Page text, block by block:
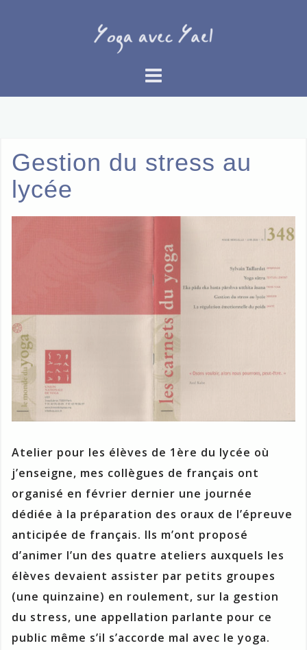
Gestion du stress au
lycée
Atelier pour les élèves de 1ère du lycée où
j’enseigne, mes collègues de français ont
organisé en février dernier une journée
dédiée à la préparation des oraux de l’épreuve
anticipée de français. Ils m’ont proposé
d’animer l’un des quatre ateliers auxquels les
élèves devaient assister par petits groupes
(une quinzaine) en roulement, sur la gestion
du stress, une appellation parlante pour ce
public même s’il s’accorde mal avec le yoga.